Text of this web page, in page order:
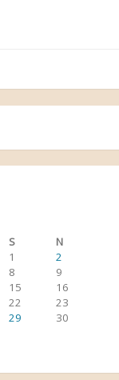
S
N
1
2
8
9
15
16
22
23
29 30